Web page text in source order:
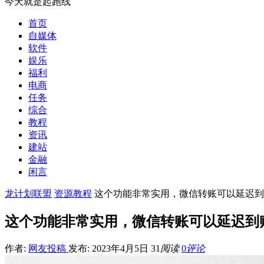
首页
自媒体
软件
娱乐
福利
电商
任务
综合
教程
资讯
建站
金融
闲言
龙计划联盟 资源教程 这个功能非常实用，微信转账可以延迟
这个功能非常实用，微信转账可以延迟到
作者: 网友投稿 发布: 2023年4月5日 31 阅读 0评论